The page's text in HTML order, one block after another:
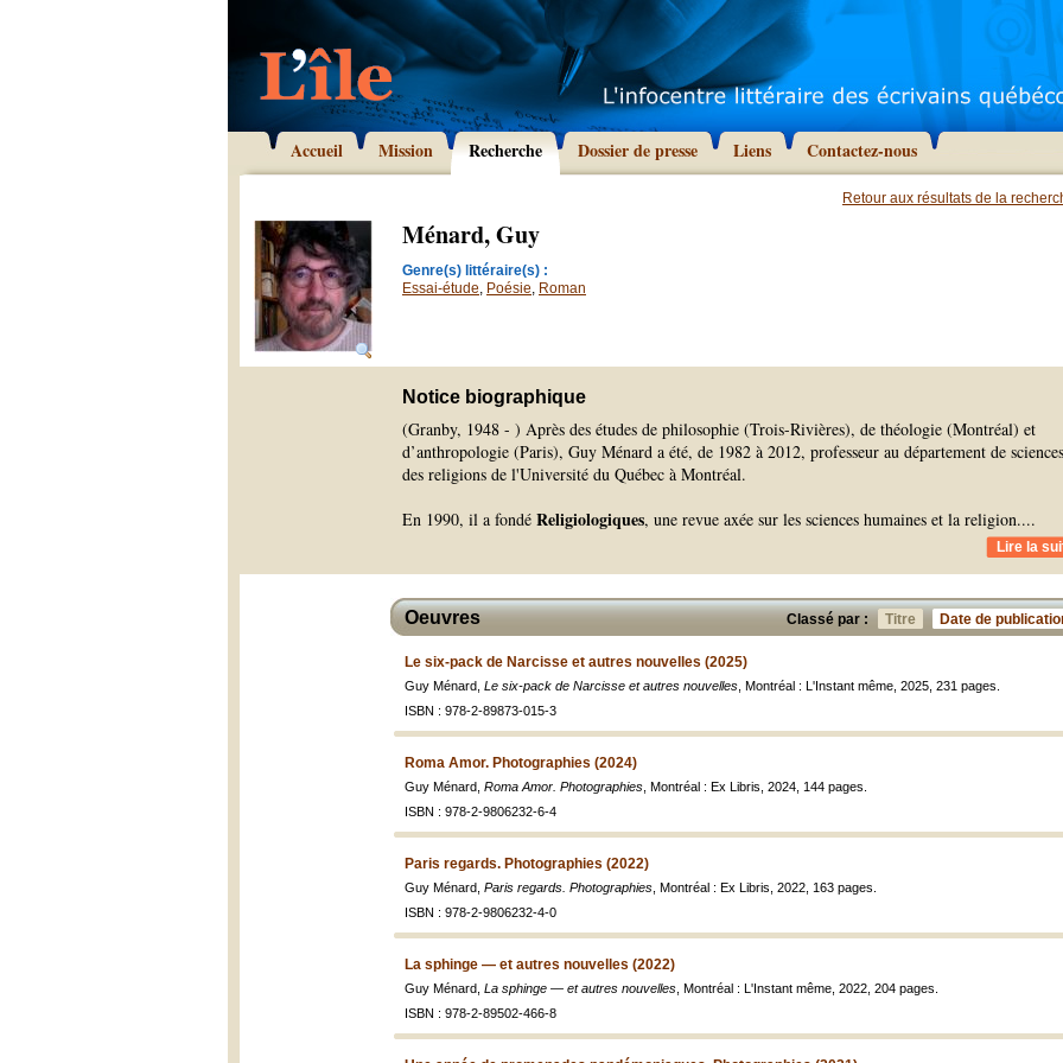
Accueil Mission Recherche Dossier de presse Liens Contactez-nous
Retour aux résultats de la
Ménard, Guy
Genre(s) littéraire(s) :
Essai-étude, Poésie, Roman
Notice biographique
(Granby, 1948 - ) Après des études de philosophie (Trois-Rivières), de théologie (Montréal) et
d’anthropologie (Paris), Guy Ménard a été, de 1982 à 2012, professeur au département de sciences
des religions de l'Université du Québec à Montréal.
En 1990, il a fondé Religiologiques, une revue axée sur les sciences humaines et la religion....
Lire la
Classé par : Titre Date de
Oeuvres
Le six-pack de Narcisse et autres nouvelles (2025)
Guy Ménard, Le six-pack de Narcisse et autres nouvelles , Montréal : L'Instant même, 2025, 231 pages.
ISBN : 978-2-89873-015-3
Roma Amor. Photographies (2024)
Guy Ménard, Roma Amor. Photographies , Montréal : Ex Libris, 2024, 144 pages.
ISBN : 978-2-9806232-6-4
Paris regards. Photographies (2022)
Guy Ménard, Paris regards. Photographies , Montréal : Ex Libris, 2022, 163 pages.
ISBN : 978-2-9806232-4-0
La sphinge — et autres nouvelles (2022)
Guy Ménard, La sphinge — et autres nouvelles , Montréal : L'Instant même, 2022, 204 pages.
ISBN : 978-2-89502-466-8